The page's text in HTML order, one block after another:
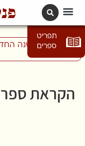
תפריט
ספרים
התכוננו לשנה
הקראת ספר